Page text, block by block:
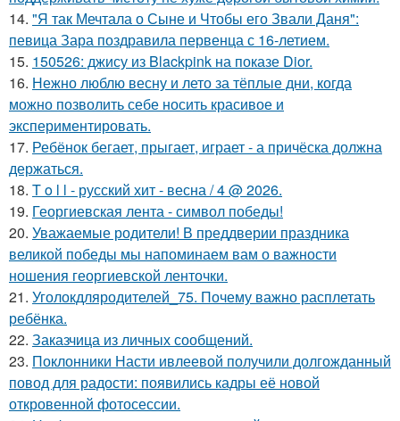
14. "Я так Мечтала о Сыне и Чтобы его Звали Даня":
певица Зара поздравила первенца с 16-летием.
15. 150526: джису из Blackpink на показе Dior.
16. Нежно люблю весну и лето за тёплые дни, когда
можно позволить себе носить красивое и
экспериментировать.
17. Ребёнок бегает, прыгает, играет - а причёска должна
держаться.
18. T o l l - русский хит - весна / 4 @ 2026.
19. Георгиевская лента - символ победы!
20. Уважаемые родители! В преддверии праздника
великой победы мы напоминаем вам о важности
ношения георгиевской ленточки.
21. Уголокдляродителей_75. Почему важно расплетать
ребёнка.
22. Заказчица из личных сообщений.
23. Поклонники Насти ивлеевой получили долгожданный
повод для радости: появились кадры её новой
откровенной фотосессии.